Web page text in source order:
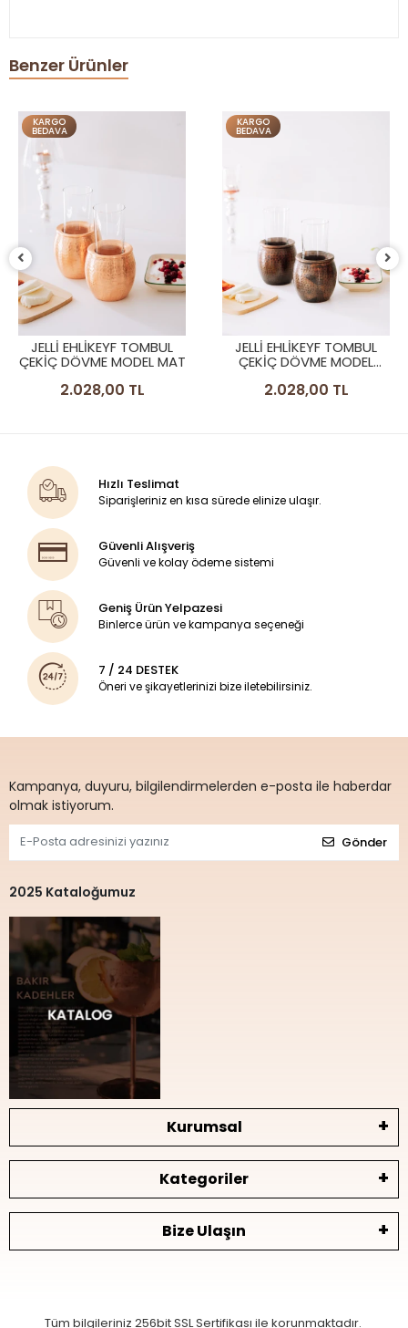
Benzer Ürünler
KARGO
BEDAVA
JELLI EHLIKEYF TOMBUL
ÇEKIÇ DÖVME MODEL MAT
2.028,00 TL
KARGO
BEDAVA
JELLI EHLIKEYF TOMBUL
ÇEKIÇ DÖVME MODEL
2.028,00 TL
Hızlı Teslimat
Siparişleriniz en kısa sürede elinize ulaşır.
Güvenli Alışveriş
Güvenli ve kolay ödeme sistemi
Geniş Ürün Yelpazesi
Binlerce ürün ve kampanya seçeneği
7 / 24 DESTEK
Öneri ve şikayetlerinizi bize iletebilirsiniz.
Kampanya, duyuru, bilgilendirmelerden e-posta ile haberdar
olmak istiyorum.
Gönder
2025 Kataloğumuz
Kurumsal
Kategoriler
Bize Ulaşın
Tüm bilgileriniz 256bit SSL Sertifikası ile korunmaktadır.